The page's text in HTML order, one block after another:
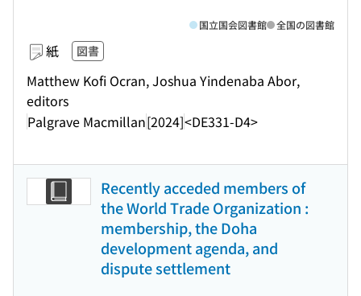
紙 図書
Matthew Kofi Ocran, Joshua Yindenaba Abor,
editors
Palgrave Macmillan[2024]<DE331-D4>
国立国会図書館 全国の図書館
Recently acceded members of
the World Trade Organization :
membership, the Doha
development agenda, and
dispute settlement